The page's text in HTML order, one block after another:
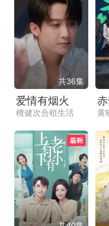
共36集
爱情有烟火
檀健次合租生活 黄